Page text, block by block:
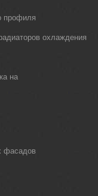
профиля
охлаждения
на
фасадов